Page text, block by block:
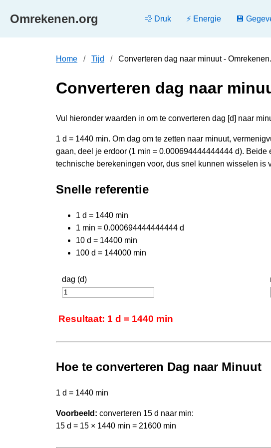
Omrekenen.org 💨 Druk ⚡ Energie 💾
Home Tijd Converteren dag naar minuut -
Converteren dag naar
Vul hieronder waarden in om te converteren dag [d] naar
1 d = 1440 min. Om dag om te zetten naar minuut,
gaan, deel je erdoor (1 min = 0.000694444444444 d).
technische berekeningen voor, dus snel kunnen wisselen is
Snelle referentie
1 d = 1440 min
1 min = 0.000694444444444 d
10 d = 14400 min
100 d = 144000 min
dag (d)
Resultaat: 1 d = 1440 min
Hoe te converteren Dag naar Minuut
1 d = 1440 min
Voorbeeld: converteren 15 d naar min:
15 d = 15 × 1440 min = 21600 min